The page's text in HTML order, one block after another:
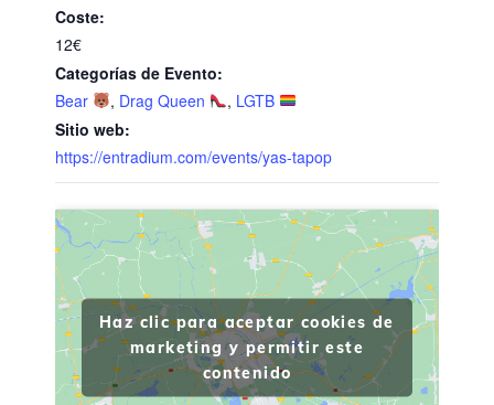
Coste:
12€
Categorías de Evento:
Bear
, Drag Queen , LGTB
Sitio web:
https://entradium.com/events/yas-tapop
Haz clic para aceptar cookies de
marketing y permitir este
contenido